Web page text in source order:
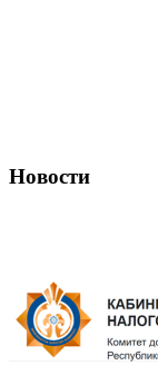
Новости